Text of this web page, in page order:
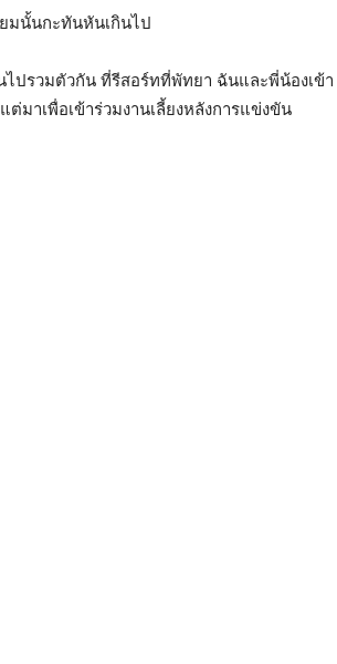
มนั้นกะทันหันเกินไป
ปรวมตัวกัน ที่รีสอร์ทที่พัทยา ฉันและพี่น้องเข้า
าเพื่อเข้าร่วมงานเลี้ยงหลังการแข่งขัน